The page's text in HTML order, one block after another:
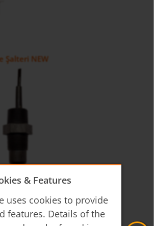
Şalteri NEW
Şalteri NEK
& Features
uses cookies to provide
features. Details of the